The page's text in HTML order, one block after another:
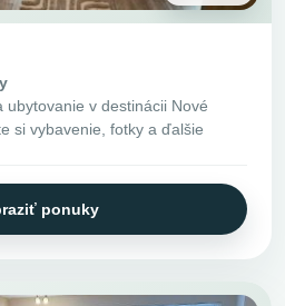
v destinácii Nové
si vybavenie, fotky a ďalšie
ponuky